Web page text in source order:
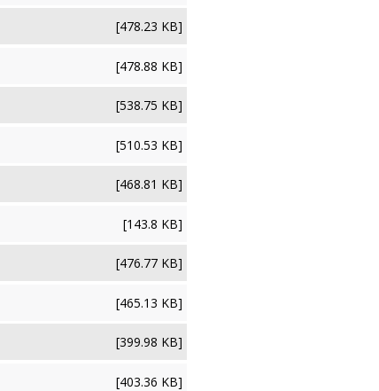
[478.23 KB]
[478.88 KB]
[538.75 KB]
[510.53 KB]
[468.81 KB]
[143.8 KB]
[476.77 KB]
[465.13 KB]
[399.98 KB]
[403.36 KB]